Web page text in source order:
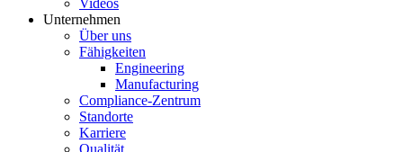
Videos
Unternehmen
Über uns
Fähigkeiten
Engineering
Manufacturing
Compliance-Zentrum
Standorte
Karriere